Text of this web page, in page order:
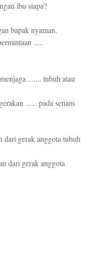
ibu siapa?
bapak nyaman.
.....
....... tubuh atau
...... pada senam
dari gerak anggota tubuh
dari gerak anggota